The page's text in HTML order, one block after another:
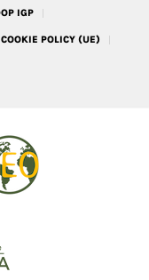
IGP
COOKIE POLICY (UE)